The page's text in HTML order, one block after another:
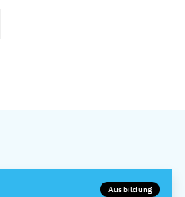
Ausbildung